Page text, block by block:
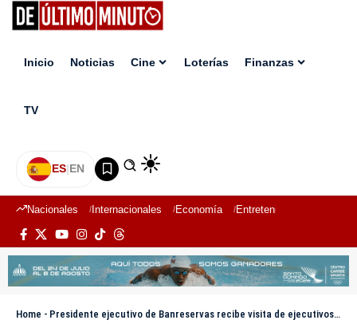
Inicio Noticias Cine Loterías Finanzas
TV
ES|EN
Nacionales Internacionales Economía Entretenimiento
Home - Presidente ejecutivo de Banreservas recibe visita de ejecutivos del BHD